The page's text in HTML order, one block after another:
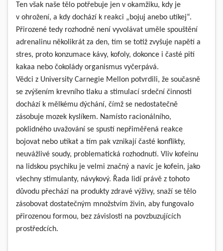
Ten však naše tělo potřebuje jen v okamžiku, kdy je
v ohrožení, a kdy dochází k reakci „bojuj anebo utíkej“.
Přirozené tedy rozhodně není vyvolávat uměle spouštění
adrenalinu několikrát za den, tím se totiž zvyšuje napětí a
stres, proto konzumace kávy, kofoly, dokonce i časté pití
kakaa nebo čokolády organismus vyčerpává.
Vědci z University Carnegie Mellon potvrdili, že současně
se zvýšením krevního tlaku a stimulací srdeční činnosti
dochází k mělkému dýchání, čímž se nedostatečně
zásobuje mozek kyslíkem. Namísto racionálního,
poklidného uvažování se spustí nepřiměřená reakce
bojovat nebo utíkat a tím pak vznikají časté konflikty,
neuvážlivé soudy, problematická rozhodnutí. Vliv kofeinu
na lidskou psychiku je velmi značný a navíc je kofein, jako
všechny stimulanty, návykový. Řada lidí právě z tohoto
důvodu přechází na produkty zdravé výživy, snaží se tělo
zásobovat dostatečným množstvím živin, aby fungovalo
přirozenou formou, bez závislosti na povzbuzujících
prostředcích.